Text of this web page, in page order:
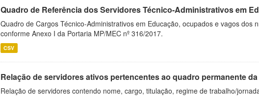
Quadro de Referência dos Servidores Técnico-Administrativos em
Quadro de Cargos Técnico-Administrativos em Educação, ocupados e vagos dos
conforme Anexo I da Portaria MP/MEC nº 316/2017.
CSV
Relação de servidores ativos pertencentes ao quadro permanente
Relação de servidores contendo nome, cargo, titulação, regime de trabalho/